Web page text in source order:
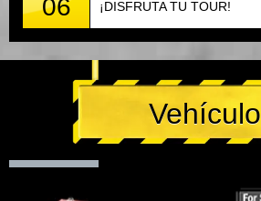
06 ¡DISFRUTA TU TOUR!
Vehículo